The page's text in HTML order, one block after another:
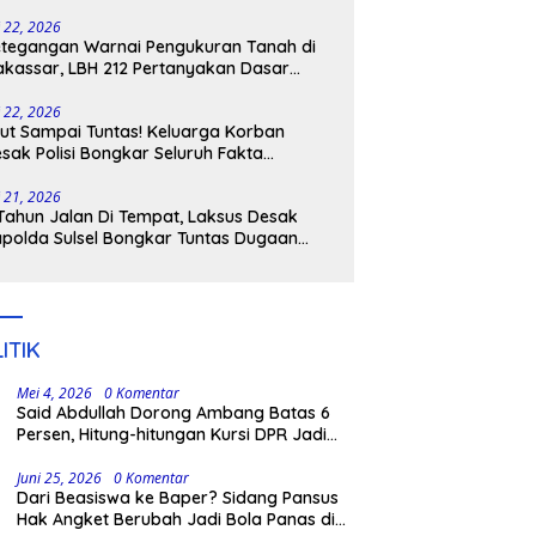
22, 2026
Warnai Pengukuran Tanah di
LBH 212 Pertanyakan Dasar
22, 2026
Sampai Tuntas! Keluarga Korban
Polisi Bongkar Seluruh Fakta
21, 2026
Jalan Di Tempat, Laksus Desak
Sulsel Bongkar Tuntas Dugaan
Mei 4, 2026 0 Komentar
Said Abdullah Dorong Ambang Batas 6
Persen, Hitung-hitungan Kursi DPR Jadi
Juni 25, 2026 0 Komentar
Dari Beasiswa ke Baper? Sidang Pansus
Hak Angket Berubah Jadi Bola Panas di